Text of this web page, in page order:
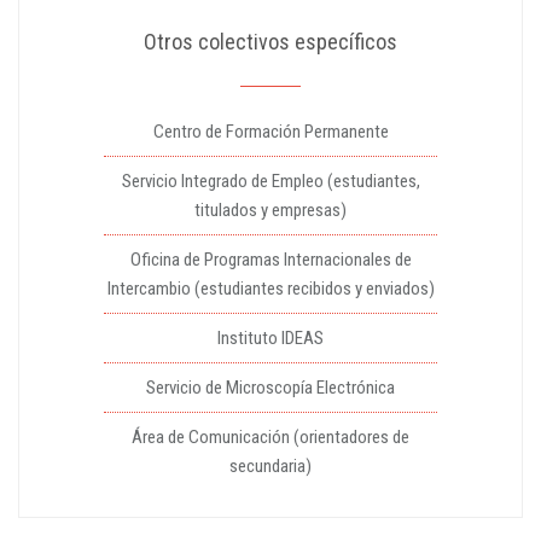
Otros colectivos específicos
Centro de Formación Permanente
Servicio Integrado de Empleo (estudiantes,
titulados y empresas)
Oficina de Programas Internacionales de
Intercambio (estudiantes recibidos y enviados)
Instituto IDEAS
Servicio de Microscopía Electrónica
Área de Comunicación (orientadores de
secundaria)